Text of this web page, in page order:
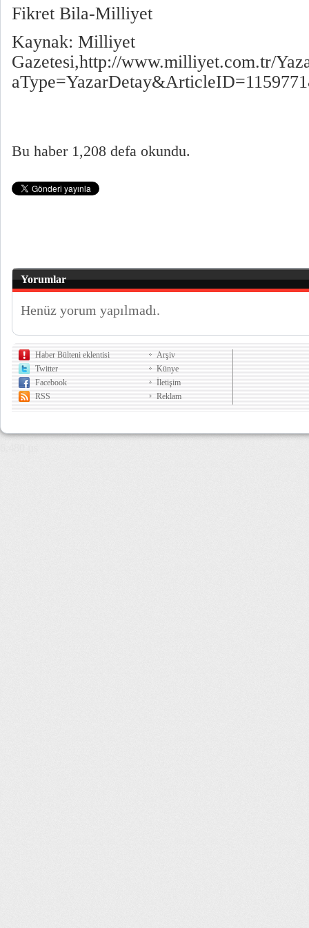
Fikret Bila-Milliyet
Kaynak: Milliyet
Gazetesi,http://www.milliyet.com.tr/
Bu haber 1,208 defa okundu.
Yorumlar
Henüz yorum yapılmadı.
Haber Bülteni eklentisi
Twitter
Facebook
RSS
Arşiv
Künye
İletişim
Reklam